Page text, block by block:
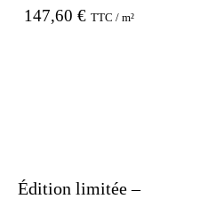
147,60 € TTC / m²
Édition limitée –